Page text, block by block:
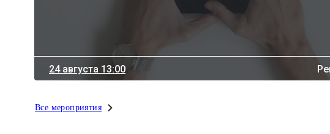
24 августа 13:00
Все мероприятия